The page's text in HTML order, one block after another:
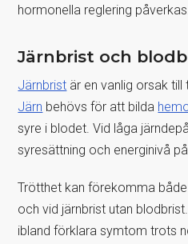
hormonella reglering påverkas.
Järnbrist och
Järnbrist är en vanlig orsak
Järn behövs för att bilda
syre i blodet. Vid låga
syresättning och energinivå
Trötthet kan förekomma
och vid järnbrist utan
ibland förklara symtom trots